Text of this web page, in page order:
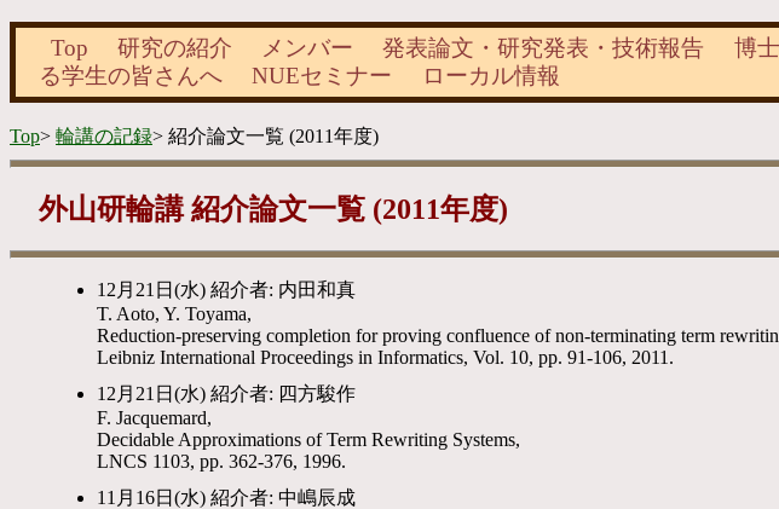
Top 研究の紹介 メンバー 発表論文 ・研究発表 ・技術報告 博
る学生の皆さんへ
NUEセミナー ローカル情報
Top> 輪講の記録> 紹介論文一覧 (2011年度)
外山研輪講 紹介論文一覧 (2011年度)
12月21日(水) 紹介者: 内田和真
T. Aoto, Y. Toyama,
Reduction-preserving completion for proving confluence of non-terminating term
Leibniz International Proceedings in Informatics, Vol. 10, pp. 91-106, 2011.
12月21日(水) 紹介者: 四方駿作
F. Jacquemard,
Decidable Approximations of Term Rewriting Systems,
LNCS 1103, pp. 362-376, 1996.
11月16日(水) 紹介者: 中嶋辰成